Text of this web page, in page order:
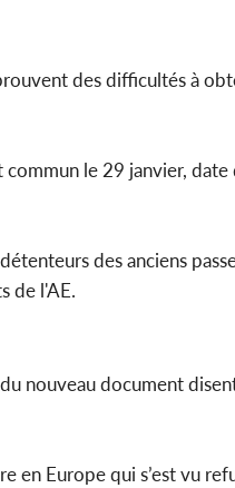
des difficultés à
le 29 janvier,
détenteurs des anciens
de l'AE.
nouveau document
en Europe qui s’est vu